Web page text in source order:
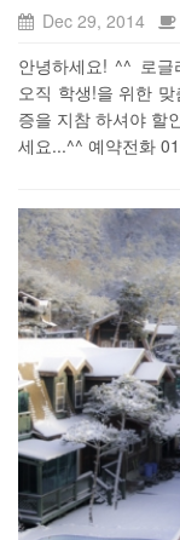
Dec 29, 2014
안녕하세요! ^^ 로글
오직 학생!을 위한
증을 지참 하셔야 할
세요...^^ 예약전화